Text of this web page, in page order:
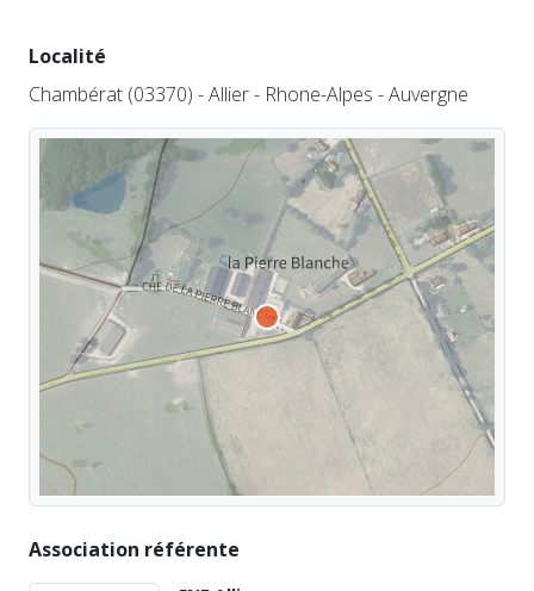
Localité
Chambérat (03370) - Allier - Rhone-Alpes - Auvergne
Association référente